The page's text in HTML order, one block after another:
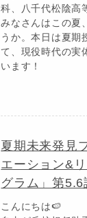
科、八千代松陰高
みなさんはこの夏
うか。本日は夏期
て、現役時代の実
います！
夏期未来発見
エーション&
グラム」第5.6
こんにちは🍉